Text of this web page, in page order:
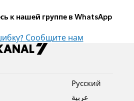
к нашей группе в WhatsApp
Сообщите нам
Pусский
عربية